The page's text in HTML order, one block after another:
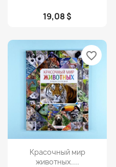
19,08 $
Просмотр
Красочный мир
животных....
favorite_border